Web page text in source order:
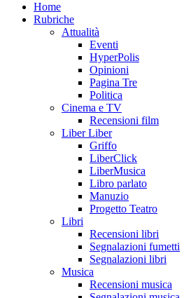
Home
Rubriche
Attualità
Eventi
HyperPolis
Opinioni
Pagina Tre
Politica
Cinema e TV
Recensioni film
Liber Liber
Griffo
LiberClick
LiberMusica
Libro parlato
Manuzio
Progetto Teatro
Libri
Recensioni libri
Segnalazioni fumetti
Segnalazioni libri
Musica
Recensioni musica